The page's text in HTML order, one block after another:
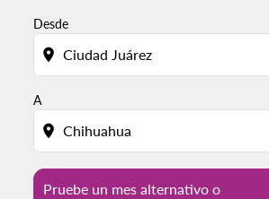
Desde
location_on
A
location_on
Pruebe un mes alternativo o